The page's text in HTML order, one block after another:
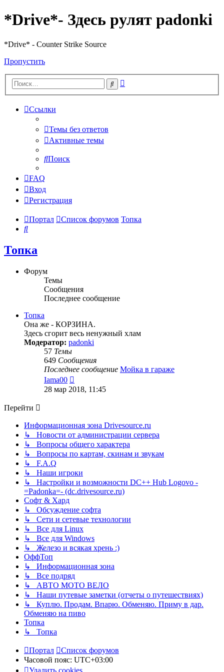
*Drive*- Здесь рулят padonki
*Drive* - Counter Strike Source
Пропустить
Поиск
Ссылки
Темы без ответов
Активные темы
Поиск
FAQ
Вход
Регистрация
Портал Список форумов Топка
Поиск
Топка
Форум
Темы
Сообщения
Последнее сообщение
Топка
Она же - КОРЗИНА.
Здесь сгорит весь ненужный хлам
Модератор: padonki
57 Темы
649 Сообщения
Последнее сообщение Мойка в гараже
Iama00
к
последнему
28 мар 2018, 11:45
Перейти
Информационная зона Drivesource.ru
↳ Новости от администрации сервера
↳ Вопросы общего характера
↳ Вопросы по картам, скинам и звукам
↳ F.A.Q
↳ Наши игроки
↳ Настройки и возможности DC++ Hub Logovo -
=Padonka=- (dc.drivesource.ru)
Софт & Хард
↳ Обсуждение софта
↳ Сети и сетевые технологии
↳ Все для Linux
↳ Все для Windows
↳ Железо и всякая хрень :)
ОффТоп
↳ Информационная зона
↳ Все подряд
↳ АВТО МОТО ВЕЛО
↳ Наши путевые заметки (отчеты о путешествиях)
↳ Куплю. Продам. Впарю. Обменяю. Приму в дар.
Обменяю на пиво
Топка
↳ Топка
Портал
Список форумов
Часовой пояс: UTC+03:00